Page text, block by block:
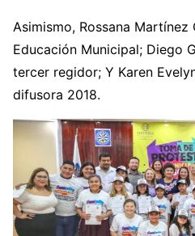
Asimismo, Rossana
Educación Municipal; Diego
tercer regidor; Y Karen
difusora 2018.